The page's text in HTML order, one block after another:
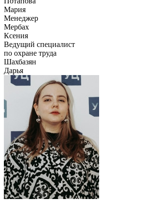
Мария
Менеджер
Мербах
Ксения
Ведущий специалист
по охране труда
Шахбазян
Дарья